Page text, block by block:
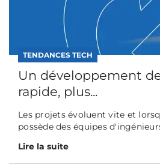
TENDANCES TECH
Un développement
rapide, plus...
Les projets évoluent vite et
possède des équipes
Lire la suite